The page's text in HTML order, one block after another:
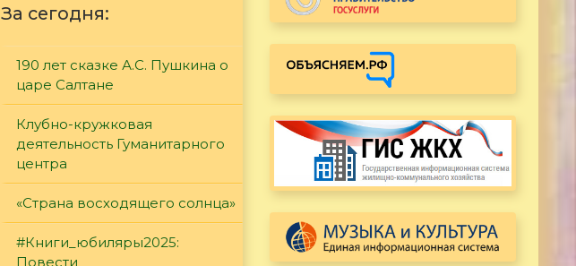
За сегодня:
190 лет сказке А.С. Пушкина о
царе Салтане
Клубно-кружковая
деятельность Гуманитарного
центра
«Страна восходящего солнца»
#Книги_юбиляры2025:
Повести